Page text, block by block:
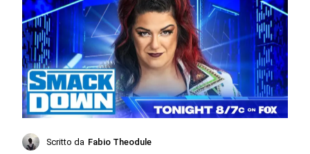
Scritto da Fabio Theodule